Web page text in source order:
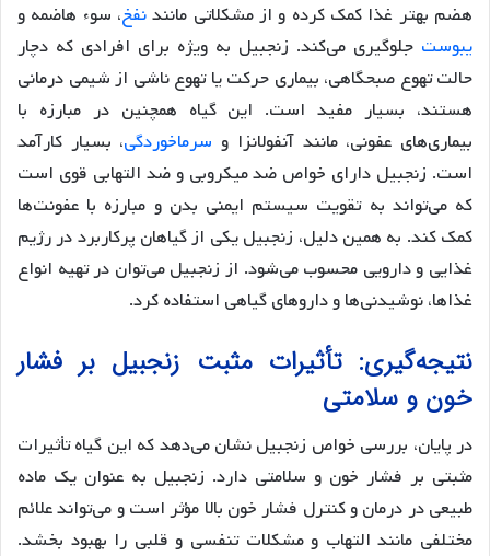
هضم بهتر غذا کمک کرده و از مشکلاتی مانندنفخ، سوء هاضمه و
یبوست جلوگیری می‌کند. زنجبیل به ویژه برای افرادی که دچار
حالت تهوع صبحگاهی، بیماری حرکت یا تهوع ناشی از شیمی درمانی
هستند، بسیار مفید است. این گیاه همچنین در مبارزه با
بیماری‌های عفونی، مانند آنفولانزا و سرماخوردگی، بسیار کارآمد
است. زنجبیل دارای خواص ضد میکروبی و ضد التهابی قوی است
که می‌تواند به تقویت سیستم ایمنی بدن و مبارزه با عفونت‌ها
کمک کند. به همین دلیل، زنجبیل یکی از گیاهان پرکاربرد در رژیم
غذایی و دارویی محسوب می‌شود. از زنجبیل می‌توان در تهیه انواع
غذاها، نوشیدنی‌ها و داروهای گیاهی استفاده کرد.
نتیجه‌گیری: تأثیرات مثبت زنجبیل بر فشار
خون و سلامتی
در پایان، بررسی خواص زنجبیل نشان می‌دهد که این گیاه تأثیرات
مثبتی بر فشار خون و سلامتی دارد. زنجبیل به عنوان یک ماده
طبیعی در درمان و کنترل فشار خون بالا مؤثر است و می‌تواند علائم
مختلفی مانند التهاب و مشکلات تنفسی و قلبی را بهبود بخشد.